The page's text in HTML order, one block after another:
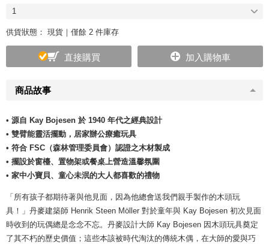
商品故事
• 源自 Kay Bojesen 於 1940 年代之經典設計
• 雙臂能靈活擺動，居家辦公療癒玩具
• 符合 FSC（森林管理委員會）認證之木材製成
• 擺設於窗檯、置物架或餐桌上營造溫馨氛圍
• 家中小寶貝、童心未泯的大人都喜歡的禮物
「所有孩子都期待著與他見面，因為他總會送我們親手製作的木頭玩
具！」丹麥建築師 Henrik Steen Möller 對於童年與 Kay Bojesen 初次見面
時收到的玩偶總是念念不忘。丹麥設計大師 Kay Bojesen 因木頭玩具奠定
了其不朽的歷史價值；這些本該被時代淘汰的傳統木偶，在大師的愛與巧
1
供貨狀態： 現貨｜僅餘 2 件庫存
直接購買 加入購物車